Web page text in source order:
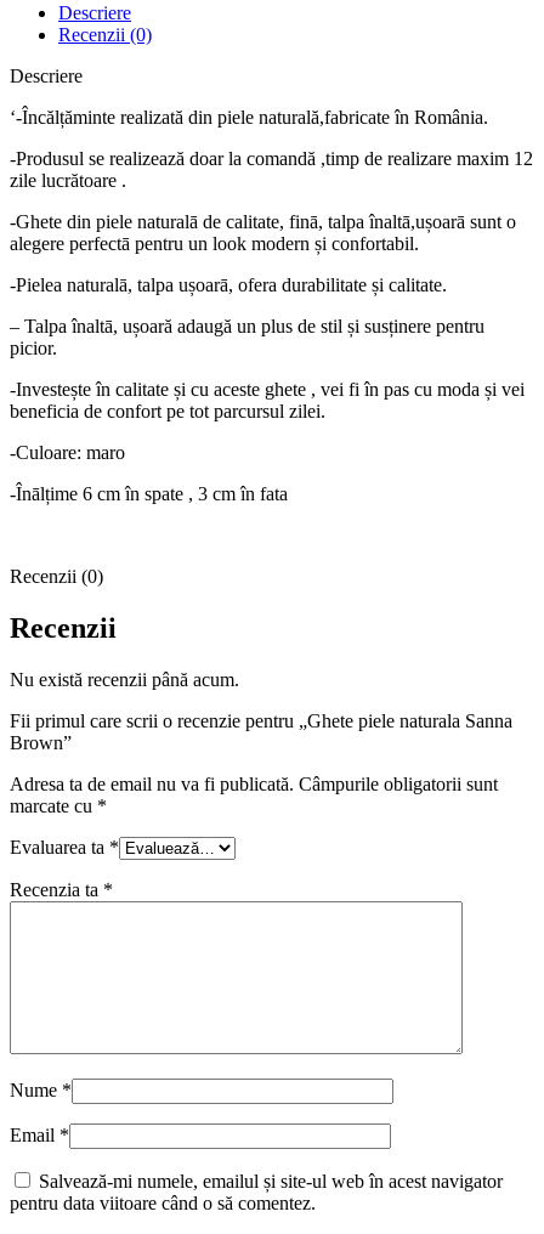
Descriere
Recenzii (0)
Descriere
‘-Încălțăminte realizată din piele naturală,fabricate în România.
-Produsul se realizează doar la comandă ,timp de realizare maxim 12
zile lucrătoare .
-Ghete din piele naturalā de calitate, finā, talpa înaltā,ușoarā sunt o
alegere perfectā pentru un look modern și confortabil.
-Pielea naturalā, talpa ușoarā, ofera durabilitate și calitate.
– Talpa înaltā, ușoară adaugă un plus de stil și susținere pentru
picior.
-Investește în calitate și cu aceste ghete , vei fi în pas cu moda și vei
beneficia de confort pe tot parcursul zilei.
-Culoare: maro
-Înālțime 6 cm în spate , 3 cm în fata
Recenzii (0)
Recenzii
Nu există recenzii până acum.
Fii primul care scrii o recenzie pentru „Ghete piele naturala Sanna
Brown”
Adresa ta de email nu va fi publicată. Câmpurile obligatorii sunt
marcate cu *
Evaluarea ta *
Recenzia ta *
Nume *
Email *
Salvează-mi numele, emailul și site-ul web în acest navigator
pentru data viitoare când o să comentez.